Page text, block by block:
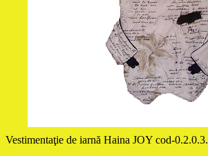
Vestimentaţie de iarnă Haina JOY cod-0.2.0.3.